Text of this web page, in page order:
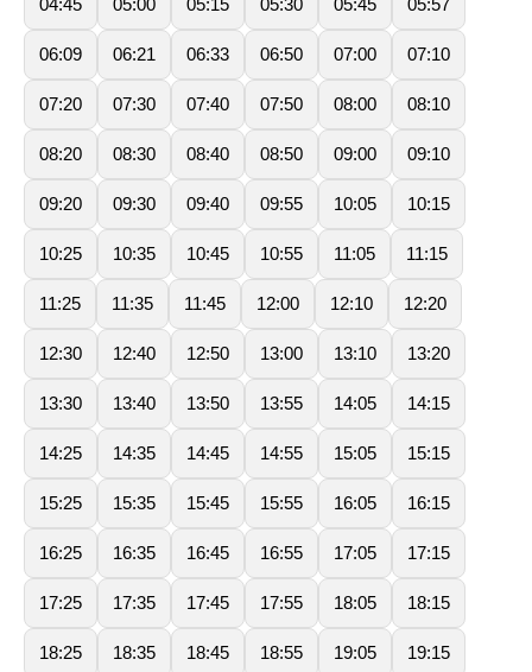
06:09 06:21 06:33 06:50 07:00 07:10
07:20 07:30 07:40 07:50 08:00 08:10
08:20 08:30 08:40 08:50 09:00 09:10
09:20 09:30 09:40 09:55 10:05 10:15
10:25 10:35 10:45 10:55 11:05 11:15
11:25 11:35 11:45 12:00 12:10 12:20
12:30 12:40 12:50 13:00 13:10 13:20
13:30 13:40 13:50 13:55 14:05 14:15
14:25 14:35 14:45 14:55 15:05 15:15
15:25 15:35 15:45 15:55 16:05 16:15
16:25 16:35 16:45 16:55 17:05 17:15
17:25 17:35 17:45 17:55 18:05 18:15
18:25 18:35 18:45 18:55 19:05 19:15